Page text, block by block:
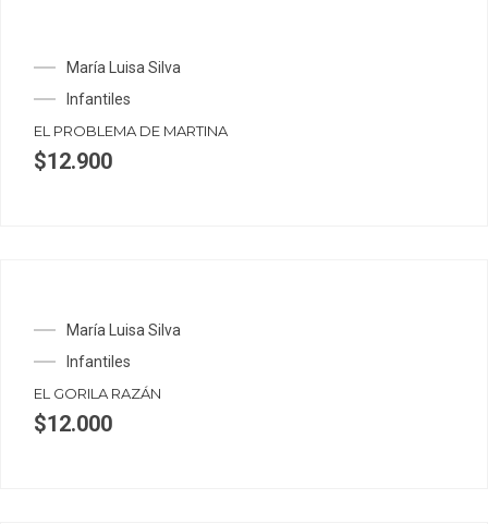
María Luisa Silva
Infantiles
EL PROBLEMA DE MARTINA
$12.900
María Luisa Silva
Infantiles
EL GORILA RAZÁN
$12.000